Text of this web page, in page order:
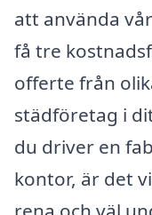
att använda
få tre
offerte från
städföretag i
du driver en
kontor, är det